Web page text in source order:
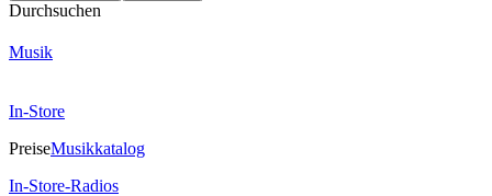
Durchsuchen
Musik
In-Store
PreiseMusikkatalog
In-Store-Radios